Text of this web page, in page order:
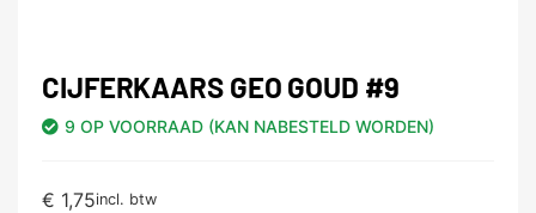
CIJFERKAARS GEO GOUD #9
9 OP VOORRAAD (KAN NABESTELD WORDEN)
€ 1,75incl. btw